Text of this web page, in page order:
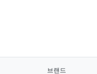
브랜드